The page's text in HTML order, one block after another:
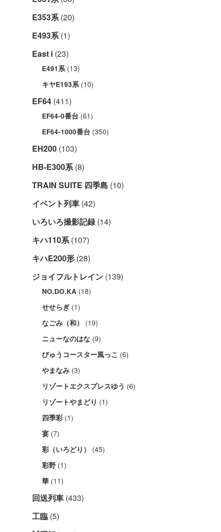
E353系(20)
E493系(1)
East i (23)
E491系(13)
キヤE193系(10)
EF64 (411)
EF64-0番台 (61)
EF64-1000番台 (350)
EH200 (103)
HB-E300系(8)
TRAIN SUITE 四季島 (10)
イベント列車 (42)
いろいろ撮影記録(14)
キハ110系(107)
キハE200形 (28)
ジョイフルトレイン (139)
NO.DO.KA (18)
せせらぎ (1)
なごみ（和） (19)
ニューなのはな (9)
びゅうコースター風っこ (6)
やまなみ (3)
リゾートエクスプレスゆう (6)
リゾートやまどり (1)
四季彩 (1)
宴 (7)
彩（いろどり） (45)
彩野 (1)
華 (11)
回送列車 (433)
工臨 (5)